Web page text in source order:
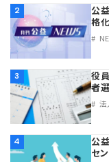
2
公
格
3
役
者
4
公
セ